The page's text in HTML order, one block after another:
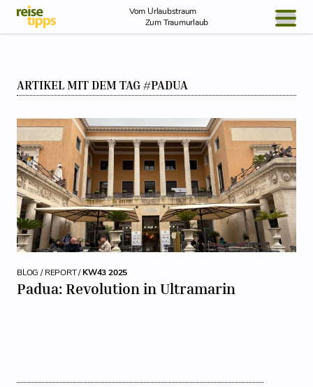
Skip to Content
Vom Urlaubstraum
Zum Traumurlaub
NEWS
ARTIKEL MIT DEM TAG #PADUA
BLOG / REPORT /KW43 2025
Padua: Revolution in Ultramarin